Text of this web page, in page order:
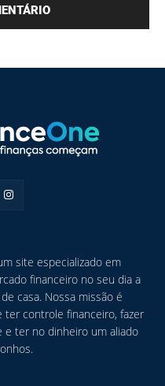
site especializado em
financeiro no seu dia a
casa. Nossa missão é
controle financeiro, fazer
e ter no dinheiro um aliado